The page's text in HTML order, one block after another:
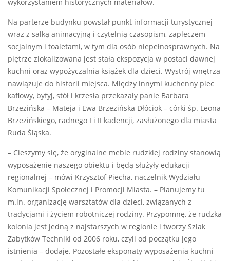
wykorzystaniem historycznych materiałów.
Na parterze budynku powstał punkt informacji turystycznej
wraz z salką animacyjną i czytelnią czasopism, zapleczem
socjalnym i toaletami, w tym dla osób niepełnosprawnych. Na
piętrze zlokalizowana jest stała ekspozycja w postaci dawnej
kuchni oraz wypożyczalnia książek dla dzieci. Wystrój wnętrza
nawiązuje do historii miejsca. Między innymi kuchenny piec
kaflowy, byfyj, stół i krzesła przekazały panie Barbara
Brzezińska – Mateja i Ewa Brzezińska Dłóciok – córki śp. Leona
Brzezińskiego, radnego I i II kadencji, zasłużonego dla miasta
Ruda Śląska.
– Cieszymy się, że oryginalne meble rudzkiej rodziny stanowią
wyposażenie naszego obiektu i będą służyły edukacji
regionalnej – mówi Krzysztof Piecha, naczelnik Wydziału
Komunikacji Społecznej i Promocji Miasta. – Planujemy tu
m.in. organizację warsztatów dla dzieci, związanych z
tradycjami i życiem robotniczej rodziny. Przypomnę, że rudzka
kolonia jest jedną z najstarszych w regionie i tworzy Szlak
Zabytków Techniki od 2006 roku, czyli od początku jego
istnienia – dodaje. Pozostałe eksponaty wyposażenia kuchni